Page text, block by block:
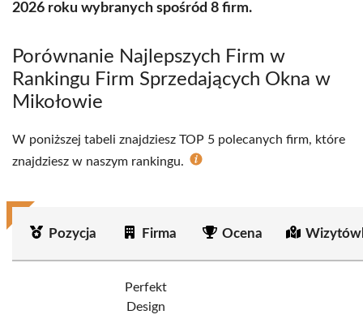
2026 roku wybranych spośród 8 firm.
Porównanie Najlepszych Firm w
Rankingu Firm Sprzedających Okna w
Mikołowie
W poniższej tabeli znajdziesz TOP 5 polecanych firm, które
znajdziesz w naszym rankingu.
Pozycja Firma Ocena
Perfekt
Design